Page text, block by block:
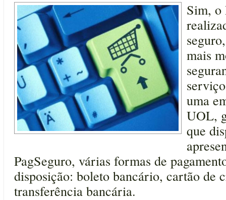
Sim, o
mais
uma
UOL,
que
PagSeguro, várias formas de
disposição: boleto bancário, cartão de
transferência bancária.